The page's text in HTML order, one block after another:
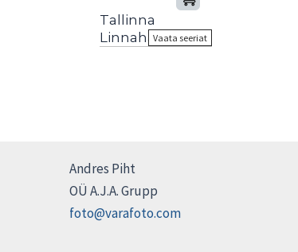
Tallinna
LinnahallVaata seeriat
Andres Piht
OÜ A.J.A. Grupp
foto@varafoto.com